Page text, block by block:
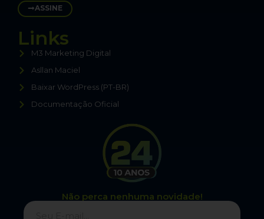
ASSINE
Links
M3 Marketing Digital
Asllan Maciel
Baixar WordPress (PT-BR)
Documentação Oficial
Não perca nenhuma novidade!